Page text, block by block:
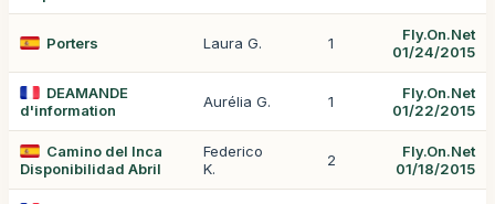
Porters Laura G. 1
Fly.On.Net
01/24/2015
DEAMANDE
d'information
Aurélia G. 1
Fly.On.Net
01/22/2015
Camino del Inca
Disponibilidad Abril
Federico
K.
2
Fly.On.Net
01/18/2015